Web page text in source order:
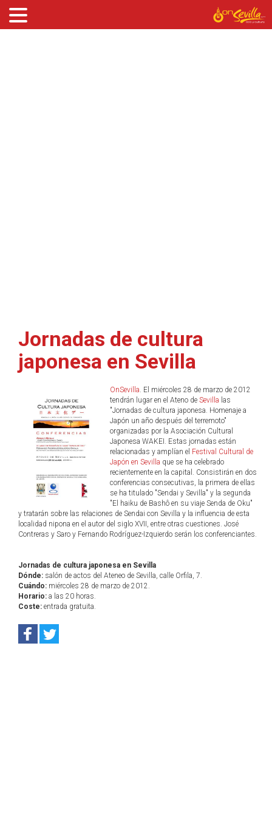
Jornadas de cultura
japonesa en Sevilla
OnSevilla. El miércoles 28 de marzo de 2012
tendrán lugar en el Ateno de Sevilla las
"Jornadas de cultura japonesa. Homenaje a
Japón un año después del terremoto"
organizadas por la Asociación Cultural
Japonesa WAKEI. Estas jornadas están
relacionadas y amplían el Festival Cultural de
Japón en Sevilla que se ha celebrado
recientemente en la capital. Consistirán en dos
conferencias consecutivas, la primera de ellas
se ha titulado "Sendai y Sevilla" y la segunda
"El haiku de Bashô en su viaje Senda de Oku"
y tratarán sobre las relaciones de Sendai con Sevilla y la influencia de esta
localidad nipona en el autor del siglo XVII, entre otras cuestiones. José
Contreras y Saro y Fernando Rodríguez-Izquierdo serán los conferenciantes.
Jornadas de cultura japonesa en Sevilla
Dónde: salón de actos del Ateneo de Sevilla, calle Orfila, 7.
Cuándo: miércoles 28 de marzo de 2012.
Horario: a las 20 horas.
Coste: entrada gratuita.